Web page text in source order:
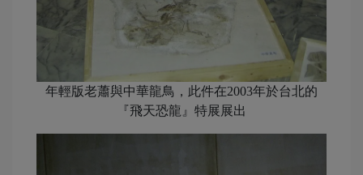
年輕版老蕭與中華龍鳥，此件在2003年於台北的
『飛天恐龍』特展展出